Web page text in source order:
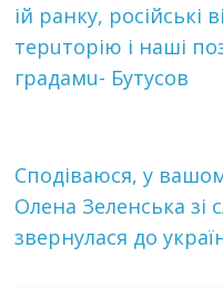
ій ранку, рoсiйcькi
терuторiю і наші
грaдaмu- Бyтyсoв
Сподіваюся, у
Олена Зеленська зі
звернулася до